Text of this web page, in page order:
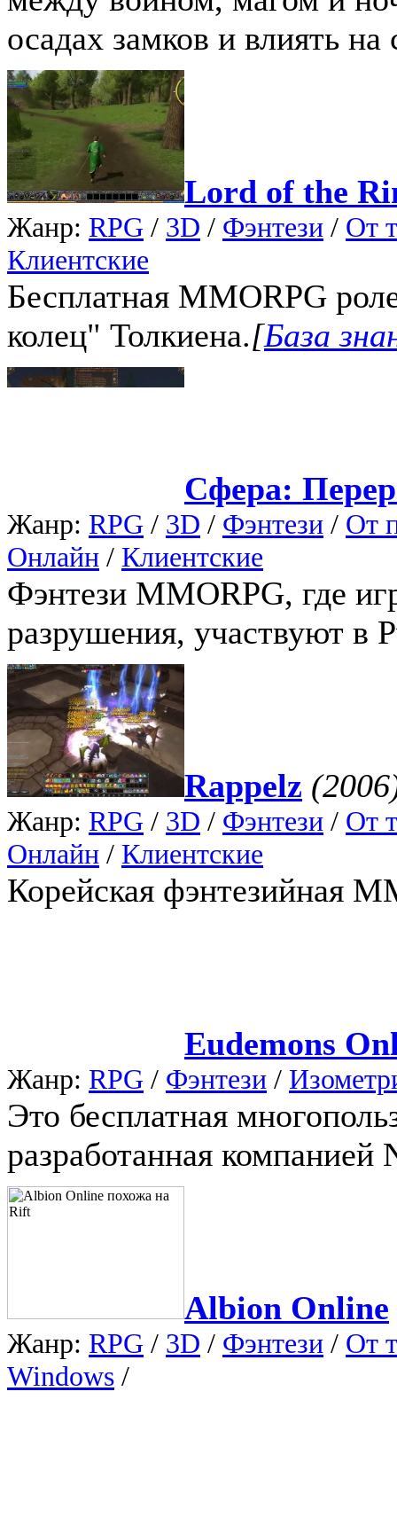
осадах замков и влиять
Lord of the
Жанр: RPG / 3D / Фэнтези / От
Клиентские
Бесплатная MMORPG
колец" Толкиена.[База
Сфера:
Жанр: RPG / 3D / Фэнтези / От
Онлайн / Клиентские
Фэнтези MMORPG, где
разрушения, участвуют в
Rappelz
Жанр: RPG / 3D / Фэнтези / От
Онлайн / Клиентские
Корейская фэнтезийная
Eudemons
Жанр: RPG / Фэнтези /
Это бесплатная
разработанная компанией
Albion Online
Жанр: RPG / 3D / Фэнтези / От
Windows /